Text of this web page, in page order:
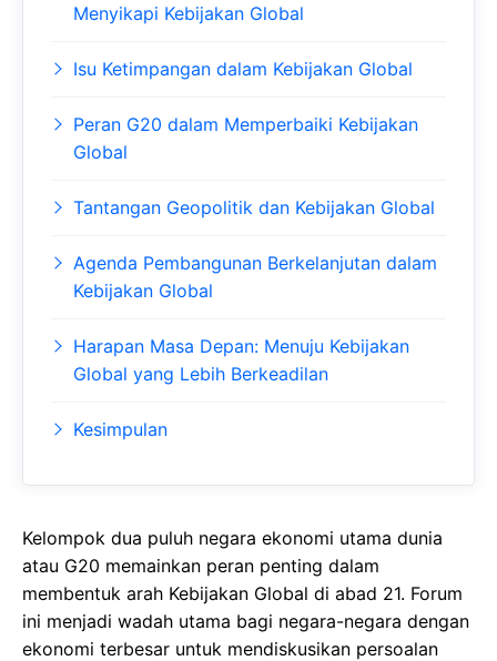
Menyikapi Kebijakan Global
Isu Ketimpangan dalam Kebijakan Global
Peran G20 dalam Memperbaiki Kebijakan
Global
Tantangan Geopolitik dan Kebijakan Global
Agenda Pembangunan Berkelanjutan dalam
Kebijakan Global
Harapan Masa Depan: Menuju Kebijakan
Global yang Lebih Berkeadilan
Kesimpulan
Kelompok dua puluh negara ekonomi utama dunia
atau G20 memainkan peran penting dalam
membentuk arah Kebijakan Global di abad 21. Forum
ini menjadi wadah utama bagi negara-negara dengan
ekonomi terbesar untuk mendiskusikan persoalan